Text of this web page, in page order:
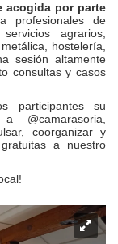
acogida por parte
profesionales de
agrarios,
hostelería,
sesión altamente
consultas y casos
participantes su
@camarasoria,
coorganizar y
a nuestro